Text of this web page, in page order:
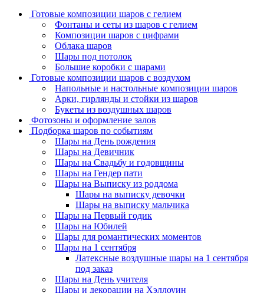
Готовые композиции шаров с гелием
Фонтаны и сеты из шаров с гелием
Композиции шаров с цифрами
Облака шаров
Шары под потолок
Большие коробки с шарами
Готовые композиции шаров с воздухом
Напольные и настольные композиции шаров
Арки, гирлянды и стойки из шаров
Букеты из воздушных шаров
Фотозоны и оформление залов
Подборка шаров по событиям
Шары на День рождения
Шары на Девичник
Шары на Свадьбу и годовщины
Шары на Гендер пати
Шары на Выписку из роддома
Шары на выписку девочки
Шары на выписку мальчика
Шары на Первый годик
Шары на Юбилей
Шары для романтических моментов
Шары на 1 сентября
Латексные воздушные шары на 1 сентября
под заказ
Шары на День учителя
Шары и декорации на Хэллоуин